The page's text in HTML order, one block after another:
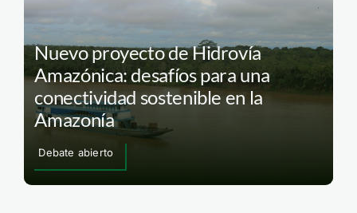
Nuevo proyecto de Hidrovía
Amazónica: desafíos para una
conectividad sostenible en la
Amazonía
Debate abierto